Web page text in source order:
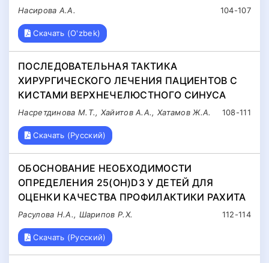
104-107
Насирова А.А.
Скачать (O'zbek)
ПОСЛЕДОВАТЕЛЬНАЯ ТАКТИКА
ХИРУРГИЧЕСКОГО ЛЕЧЕНИЯ ПАЦИЕНТОВ С
КИСТАМИ ВЕРХНЕЧЕЛЮСТНОГО СИНУСА
108-111
Насретдинова М.Т., Хайитов А.А., Хатамов Ж.А.
Скачать (Русский)
ОБОСНОВАНИЕ НЕОБХОДИМОСТИ
ОПРЕДЕЛЕНИЯ 25(ОН)D3 У ДЕТЕЙ ДЛЯ
ОЦЕНКИ КАЧЕСТВА ПРОФИЛАКТИКИ РАХИТА
112-114
Расулова Н.А., Шарипов Р.Х.
Скачать (Русский)